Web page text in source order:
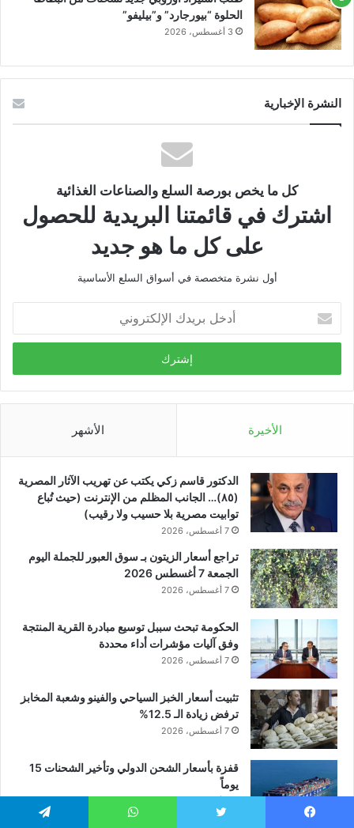
الحلوة “بيورجارد” و”بيليفو”
3 أغسطس، 2026
النشرة الإخبارية
كل ما يخص بورصة السلع والصناعات الغذائية
اشترك في قائمتنا البريدية للحصول
على كل ما هو جديد
أول نشرة متخصصة في أسواق السلع الأساسية
بريدك
الإلكتروني
الأخيرة الأشهر
الدكتور قاسم زكي يكتب عن تهريب الآثار المصرية
(٨٥)… الجانب المظلم من الإنترنت (حيث تُباع
توابيت مصرية بلا حسيب ولا رقيب)
7 أغسطس، 2026
تراجع أسعار الزيتون بـ سوق العبور للجملة اليوم
الجمعة 7 أغسطس 2026
7 أغسطس، 2026
الحكومة تبحث سببل توسيع مبادرة القرية المنتجة
وفق آليات مؤشرات أداء محددة
7 أغسطس، 2026
تثبيت أسعار الخبز السياحي والفينو وشعبة المخابز
ترفض زيادة الـ 12.5%
7 أغسطس، 2026
قفزة بأسعار الشحن الدولي وتأخير الشحنات 15
يوماً